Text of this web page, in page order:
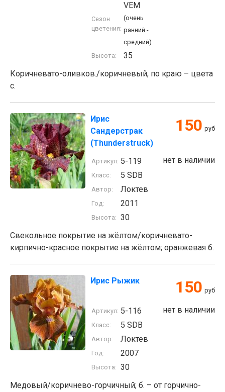
Сезон
цветения:
VEM
(очень
ранний -
средний)
Высота:
35
Коричневато-оливков./коричневый, по краю – цвета
с.
Ирис
Сандерстрак
(Thunderstruck)
150 руб
нет в наличии
Артикул: 5-119
Класс: 5 SDB
Автор: Локтев
Год: 2011
Высота: 30
Свекольное покрытие на жёлтом/коричневато-
кирпично-красное покрытие на жёлтом; оранжевая б.
Ирис Рыжик 150 руб
нет в наличии
Артикул: 5-116
Класс: 5 SDB
Автор: Локтев
Год: 2007
Высота: 30
Медовый/коричнево-горчичный; б. – от горчично-